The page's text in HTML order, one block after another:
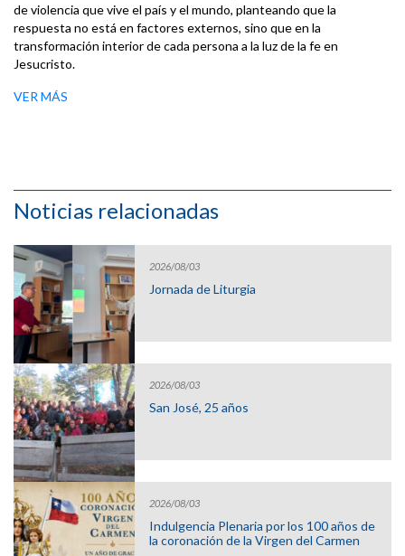
de violencia que vive el país y el mundo, planteando que la
respuesta no está en factores externos, sino que en la
transformación interior de cada persona a la luz de la fe en
Jesucristo.
VER MÁS
Noticias relacionadas
2026/08/03
Jornada de Liturgia
2026/08/03
San José, 25 años
2026/08/03
Indulgencia Plenaria por los 100 años de
la coronación de la Virgen del Carmen